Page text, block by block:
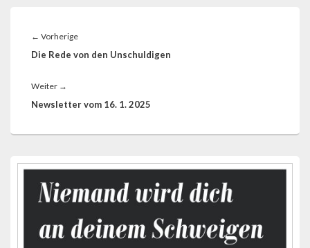
← VorherigeVorheriger
Beitrag:
Die Rede von den Unschuldigen
Weiter →
Beitrag:
Newsletter vom 16. 1. 2025
Primärer
Widgetbereich